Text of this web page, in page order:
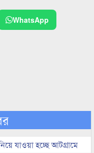
WhatsApp
যাওয়া হচ্ছে আটগ্রামে